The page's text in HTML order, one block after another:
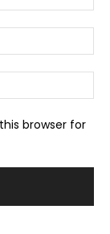
browser for